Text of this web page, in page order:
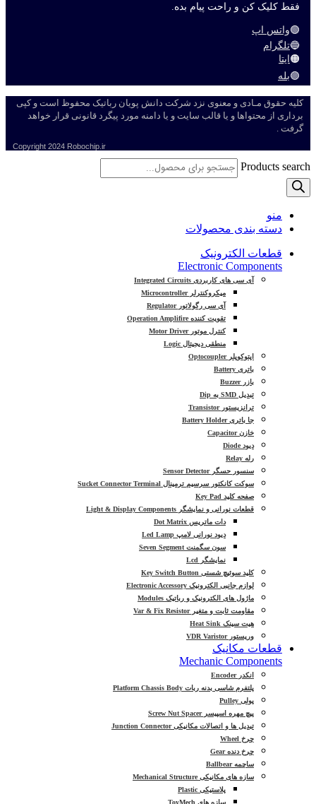
فقط کلیک کن و راحت پیام بده.
🟢واتس اپ
🔵تلگرام
🟠ایتا
🟣بله
کلیه حقوق مـادی و معنوی نزد شرکت دانش پویان رباتیک محفوظ است و کپی
برداری از محتواها و یا قالب سایت و یا دامنه مورد پیگرد قانونی قرار خواهد
گرفت .
Copyright 2024 Robochip.ir
Products search
منو
دسته بندی محصولات
قطعات الکترونیک
Electronic Components
آی سی های کاربردی Integrated Circuits
میکروکنترلر Microcontroller
آی سی رگولاتور Regulator
تقویت کننده Operation Amplifire
کنترل موتور Motor Driver
منطقی دیجیتال Logic
اپتوکوپلر Optocoupler
باتری Battery
بازر Buzzer
تبدیل SMD به Dip
ترانزیستور Transistor
جا باتری Battery Holder
خازن Capacitor
دیود Diode
رله Relay
سنسور حسگر Sensor Detector
سوکت کانکتور سرسیم ترمینال Sucket Connector Terminal
صفحه کلید Key Pad
قطعات نورانی و نمایشگر Light & Display Components
دات ماتریس Dot Matrix
دیود نورانی لامپ Led Lamp
سون سگمنت Seven Segment
نمایشگر Lcd
کلید سوئیچ شستی Key Switch Button
لوازم جانبی الکترونیک Electronic Accessory
ماژول های الکترونیک و رباتیک Modules
مقاومت ثابت و متغیر Var & Fix Resistor
هیت سینک Heat Sink
وریستور VDR Varistor
قطعات مکانیک
Mechanic Components
انکدر Encoder
پلتفرم شاسی بدنه ربات Platform Chassis Body
پولی Pulley
پیچ مهره اسپیسر Screw Nut Spacer
تبدیل ها و اتصالات مکانیکی Junction Connector
چرخ Wheel
چرخ دنده Gear
ساچمه Ballbear
سازه های مکانیکی Mechanical Structure
پلاستیکی Plastic
سازه های ToyMech